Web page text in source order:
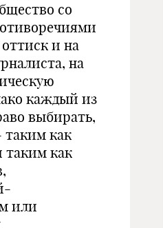
со
и на
на
каждый из
выбирать,
как
таким как
или